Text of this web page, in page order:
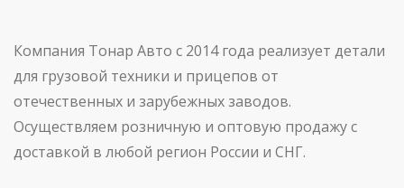
Компания Тонар Авто с 2014 года реализует детали
для грузовой техники и прицепов от
отечественных и зарубежных заводов.
Осуществляем розничную и оптовую продажу с
доставкой в любой регион России и СНГ.